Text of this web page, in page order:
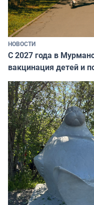
НОВОСТИ
С 2027 года в
вакцинация детей и